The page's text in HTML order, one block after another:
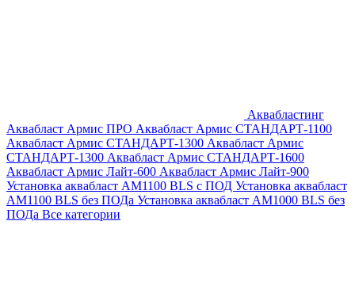
Аквабластинг
Аквабласт Армис ПРО Аквабласт Армис СТАНДАРТ-1100
Аквабласт Армис СТАНДАРТ-1300 Аквабласт Армис
СТАНДАРТ-1300 Аквабласт Армис СТАНДАРТ-1600
Аквабласт Армис Лайт-600 Аквабласт Армис Лайт-900
Установка аквабласт AM1100 BLS с ПОД Установка аквабласт
AM1100 BLS без ПОДа Установка аквабласт AM1000 BLS без
ПОДа Все категории